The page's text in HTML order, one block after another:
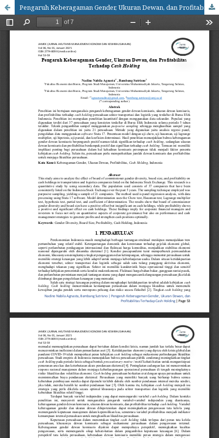
Pengaruh Keberagaman Gender, Ukuran Dewan, dan Profitabilitas Terhadap Cash Holding